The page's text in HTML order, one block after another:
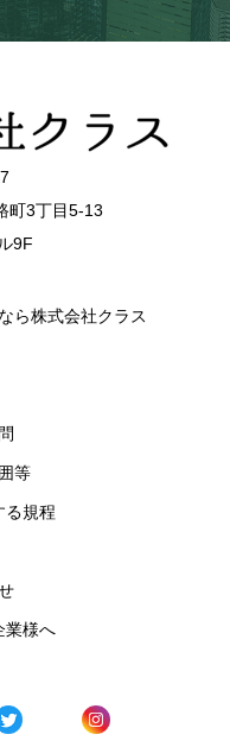
町3丁目5-13
9F
ら株式会社クラス
等
る規程
業様へ